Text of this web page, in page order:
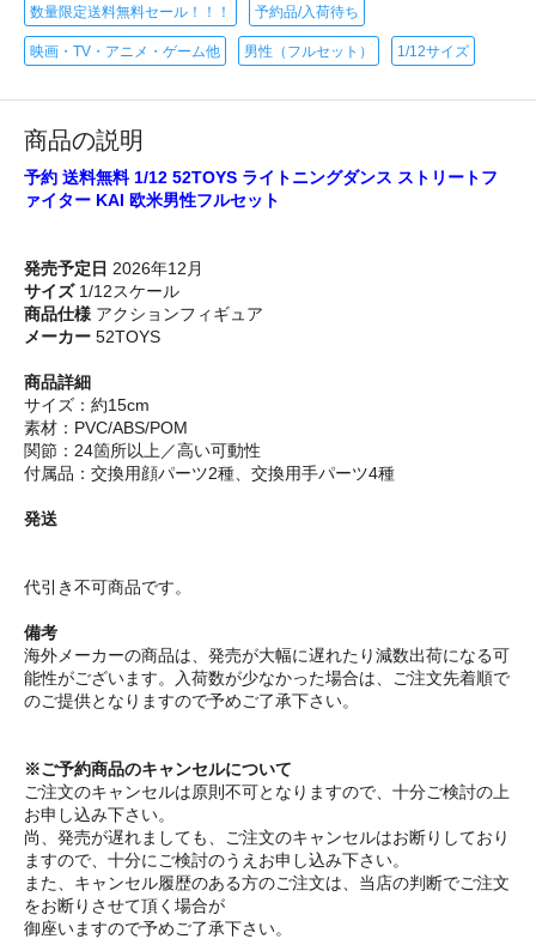
数量限定送料無料セール！！！ 予約品/入荷待ち
映画・TV・アニメ・ゲーム他 男性（フルセット） 1/12サイズ
商品の説明
予約 送料無料 1/12 52TOYS ライトニングダンス ストリートフ
ァイター KAI 欧米男性フルセット
発売予定日 2026年12月
サイズ1/12スケール
商品仕様 アクションフィギュア
メーカー 52TOYS
商品詳細
サイズ：約15cm
素材：PVC/ABS/POM
関節：24箇所以上／高い可動性
付属品：交換用顔パーツ2種、交換用手パーツ4種
発送
代引き不可商品です。
備考
海外メーカーの商品は、発売が大幅に遅れたり減数出荷になる可
能性がございます。入荷数が少なかった場合は、ご注文先着順で
のご提供となりますので予めご了承下さい。
※ご予約商品のキャンセルについて
ご注文のキャンセルは原則不可となりますので、十分ご検討の上
お申し込み下さい。
尚、発売が遅れましても、ご注文のキャンセルはお断りしており
ますので、十分にご検討のうえお申し込み下さい。
また、キャンセル履歴のある方のご注文は、当店の判断でご注文
をお断りさせて頂く場合が
御座いますので予めご了承下さい。